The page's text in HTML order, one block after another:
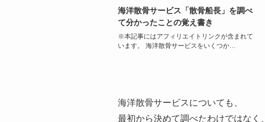
海洋散骨サービス「散骨船長」を調べ
て分かったことの覚え書き
※本記事にはアフィリエイトリンクが含まれて
います。 海洋散骨サービスをいくつか…
海洋散骨サービスについても、
最初から決めて調べたわけではなく、